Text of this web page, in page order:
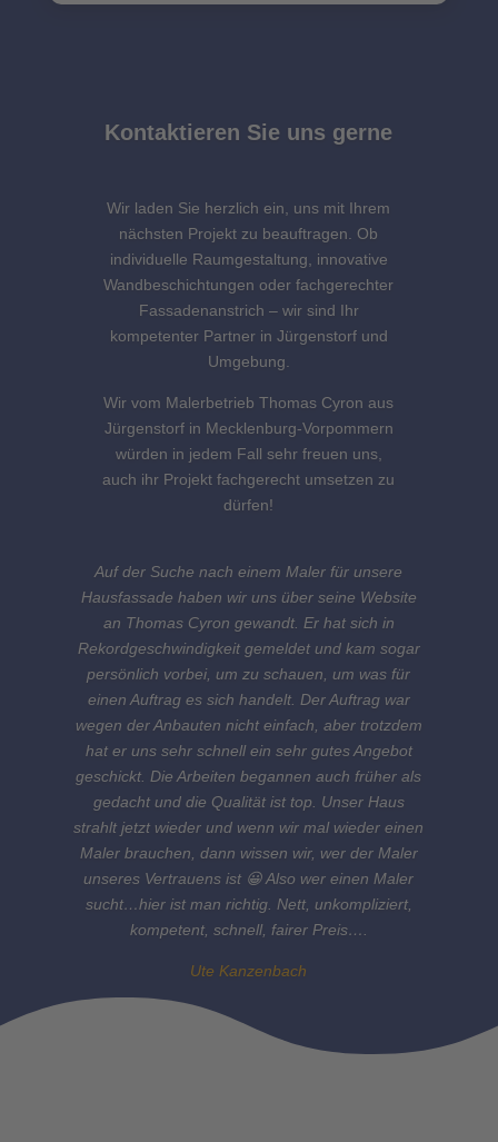
Kontaktieren Sie uns gerne
Wir laden Sie herzlich ein, uns mit Ihrem
nächsten Projekt zu beauftragen. Ob
individuelle Raumgestaltung, innovative
Wandbeschichtungen oder fachgerechter
Fassadenanstrich – wir sind Ihr
kompetenter Partner in Jürgenstorf und
Umgebung.
Wir vom Malerbetrieb Thomas Cyron aus
Jürgenstorf in Mecklenburg-Vorpommern
würden in jedem Fall sehr freuen uns,
auch ihr Projekt fachgerecht umsetzen zu
dürfen!
Auf der Suche nach einem Maler für unsere
Hausfassade haben wir uns über seine Website
an Thomas Cyron gewandt. Er hat sich in
Rekordgeschwindigkeit gemeldet und kam sogar
persönlich vorbei, um zu schauen, um was für
einen Auftrag es sich handelt. Der Auftrag war
wegen der Anbauten nicht einfach, aber trotzdem
hat er uns sehr schnell ein sehr gutes Angebot
geschickt. Die Arbeiten begannen auch früher als
gedacht und die Qualität ist top. Unser Haus
strahlt jetzt wieder und wenn wir mal wieder einen
Maler brauchen, dann wissen wir, wer der Maler
unseres Vertrauens ist 😀 Also wer einen Maler
sucht…hier ist man richtig. Nett, unkompliziert,
kompetent, schnell, fairer Preis….
Ute Kanzenbach